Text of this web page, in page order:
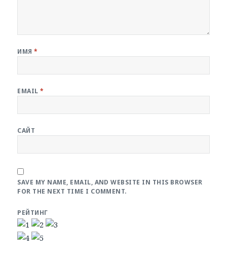
ИМЯ*
EMAIL*
САЙТ
SAVE MY NAME, EMAIL, AND WEBSITE IN THIS BROWSER
FOR THE NEXT TIME I COMMENT.
РЕЙТИНГ